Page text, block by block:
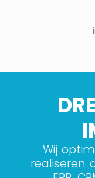
Wij
realiseren